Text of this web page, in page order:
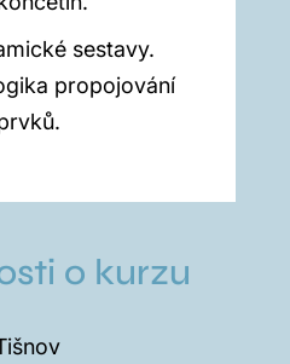
sestavy.
propojování
o kurzu